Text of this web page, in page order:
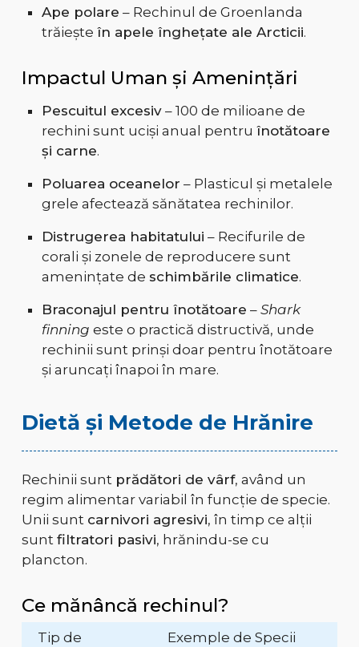
Ape polare – Rechinul de Groenlanda
trăiește în apele înghețate ale Arcticii.
Impactul Uman și Amenințări
Pescuitul excesiv– 100 de milioane de
rechini sunt uciși anual pentru înotătoare
și carne.
Poluarea oceanelor – Plasticul și metalele
grele afectează sănătatea rechinilor.
Distrugerea habitatului – Recifurile de
corali și zonele de reproducere sunt
amenințate de schimbările climatice.
Braconajul pentru înotătoare – Shark
finning este o practică distructivă, unde
rechinii sunt prinși doar pentru înotătoare
și aruncați înapoi în mare.
Dietă și Metode de Hrănire
Rechinii sunt prădători de vârf, având un
regim alimentar variabil în funcție de specie.
Unii sunt carnivori agresivi, în timp ce alții
sunt filtratori pasivi, hrănindu-se cu
plancton.
Ce mănâncă rechinul?
Tip de
Exemple de Specii